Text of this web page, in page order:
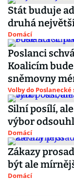
Stát buduje
druhá
Domácí
Poslanci
Koalicím
sněmovny
Volby do
Silní posílí,
výbor
Domácí
Zákazy
být ale
Domácí